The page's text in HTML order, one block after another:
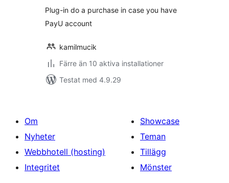
Plug-in do a purchase in case you have
PayU account
kamilmucik
Färre än 10 aktiva installationer
Testat med 4.9.29
Om
Nyheter
Webbhotell (hosting)
Integritet
Showcase
Teman
Tillägg
Mönster